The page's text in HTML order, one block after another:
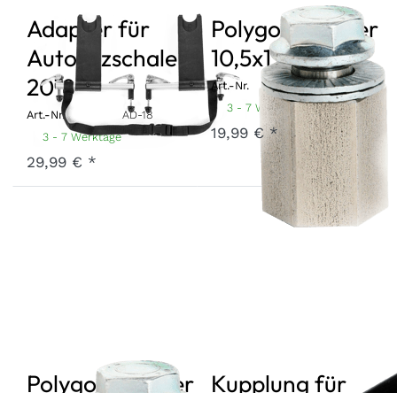
Adapter für
Autositzschale
2018
Art.-Nr.
AD-18
3 - 7 Werktage
29,99 € *
Polygonadapter
10,5x1
Art.-Nr.
PA1051
3 - 7 Werktage
19,99 € *
Polygonadapter
Kupplung für